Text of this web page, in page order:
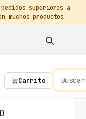
pedidos superiores a
productos
Carrito